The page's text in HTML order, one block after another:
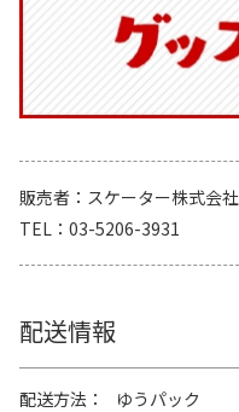
販売者
スケーター株式会社
TEL
03-5206-3931
配送情報
配送方法
ゆうパック